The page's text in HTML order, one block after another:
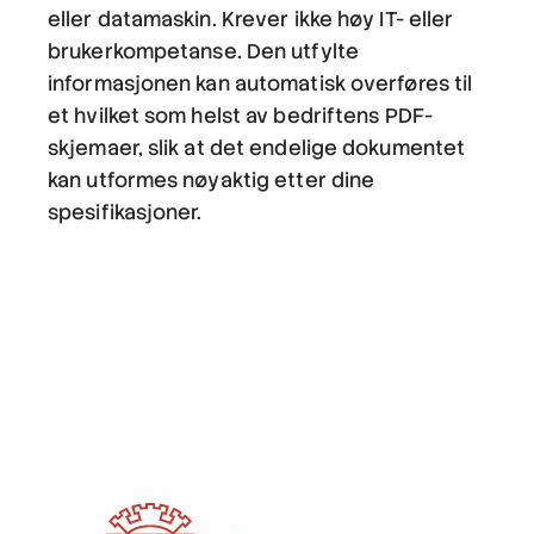
eller datamaskin. Krever ikke høy IT- eller
brukerkompetanse. Den utfylte
informasjonen kan automatisk overføres til
et hvilket som helst av bedriftens PDF-
skjemaer, slik at det endelige dokumentet
kan utformes nøyaktig etter dine
spesifikasjoner.